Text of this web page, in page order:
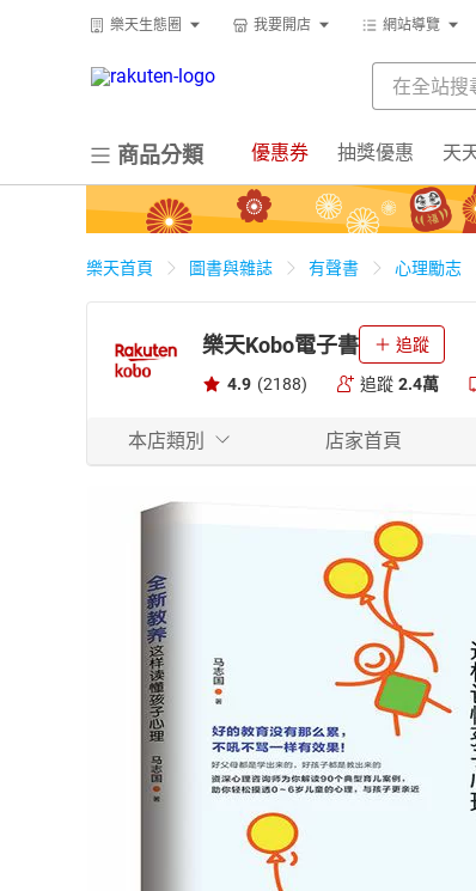
樂天生態圈 我要開店 網站導覽
商品分類 優惠券 抽獎優惠 天
樂天首頁 圖書與雜誌 有聲書 心理勵志
樂天Kobo電子書 追蹤
4.9 (2188) 追蹤 2.4萬
本店類別 店家首頁